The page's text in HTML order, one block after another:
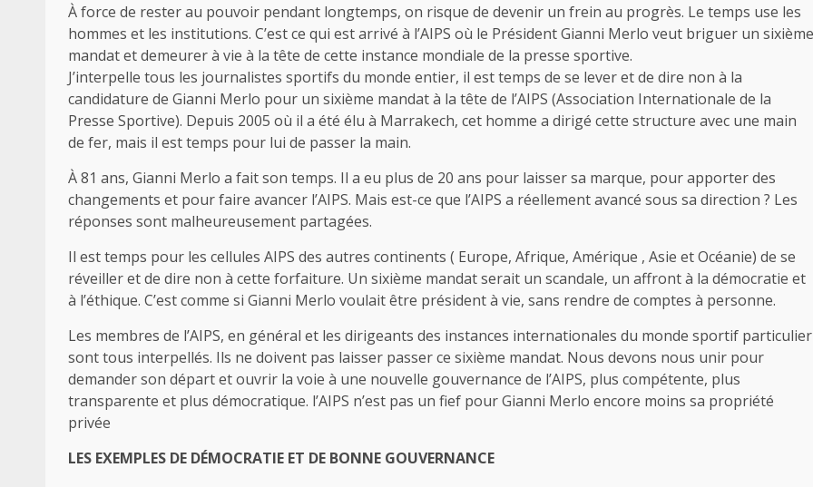
À force de rester au pouvoir pendant longtemps, on risque de devenir un frein au progrès. Le temps use les
hommes et les institutions. C’est ce qui est arrivé à l’AIPS où le Président Gianni Merlo veut briguer un sixième
mandat et demeurer à vie à la tête de cette instance mondiale de la presse sportive.
J’interpelle tous les journalistes sportifs du monde entier, il est temps de se lever et de dire non à la
candidature de Gianni Merlo pour un sixième mandat à la tête de l’AIPS (Association Internationale de la
Presse Sportive). Depuis 2005 où il a été élu à Marrakech, cet homme a dirigé cette structure avec une main
de fer, mais il est temps pour lui de passer la main.
À 81 ans, Gianni Merlo a fait son temps. Il a eu plus de 20 ans pour laisser sa marque, pour apporter des
changements et pour faire avancer l’AIPS. Mais est-ce que l’AIPS a réellement avancé sous sa direction ? Les
réponses sont malheureusement partagées.
Il est temps pour les cellules AIPS des autres continents ( Europe, Afrique, Amérique , Asie et Océanie) de se
réveiller et de dire non à cette forfaiture. Un sixième mandat serait un scandale, un affront à la démocratie et
à l’éthique. C’est comme si Gianni Merlo voulait être président à vie, sans rendre de comptes à personne.
Les membres de l’AIPS, en général et les dirigeants des instances internationales du monde sportif particulier
sont tous interpellés. Ils ne doivent pas laisser passer ce sixième mandat. Nous devons nous unir pour
demander son départ et ouvrir la voie à une nouvelle gouvernance de l’AIPS, plus compétente, plus
transparente et plus démocratique. l’AIPS n’est pas un fief pour Gianni Merlo encore moins sa propriété
privée
LES EXEMPLES DE DÉMOCRATIE ET DE BONNE GOUVERNANCE